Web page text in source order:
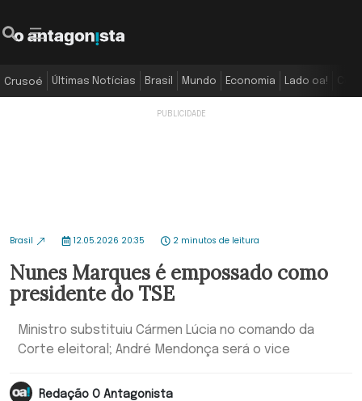
Crusoé Últimas Notícias Brasil Mundo Economia Lado oa!
Brasil 12.05.2026 20:35 2 minutos de leitura
Nunes Marques é empossado como
presidente do TSE
Ministro substituiu Cármen Lúcia no comando da
Corte eleitoral; André Mendonça será o vice
Redação O Antagonista